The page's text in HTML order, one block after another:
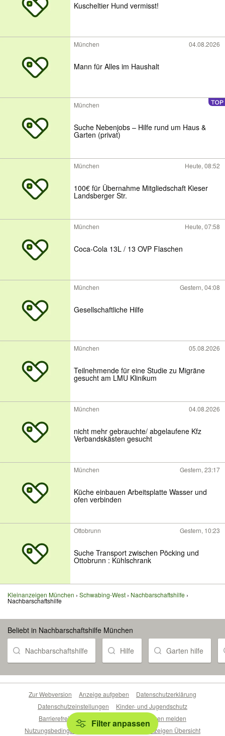
Kuscheltier Hund vermisst!
München 04.08.2026
Mann für Alles im Haushalt
München
Suche Nebenjobs – Hilfe rund um Haus &
Garten (privat)
München Heute, 08:52
100€ für Übernahme Mitgliedschaft Kieser
Landsberger Str.
München Heute, 07:58
Coca-Cola 13L / 13 OVP Flaschen
München Gestern, 04:08
Gesellschaftliche Hilfe
München 05.08.2026
Teilnehmende für eine Studie zu Migräne
gesucht am LMU Klinikum
München 04.08.2026
nicht mehr gebrauchte/ abgelaufene Kfz
Verbandskästen gesucht
München Gestern, 23:17
Küche einbauen Arbeitsplatte Wasser und
ofen verbinden
Ottobrunn Gestern, 10:23
Suche Transport zwischen Pöcking und
Ottobrunn : Kühlschrank
Kleinanzeigen München Schwabing-West Nachbarschaftshilfe
Nachbarschaftshilfe
Beliebt in Nachbarschaftshilfe München
Nachbarschaftshilfe Hilfe Garten hilfe
Filter anpassen
Zur Webversion Anzeige aufgeben
Datenschutzerklärung
Datenschutzeinstellungen
Kinder- und Jugendschutz
Barrierefreiheitserklärung
Sicherheitslücken melden
Nutzungsbedingungen
Beliebte Suchen Anzeigen Übersicht